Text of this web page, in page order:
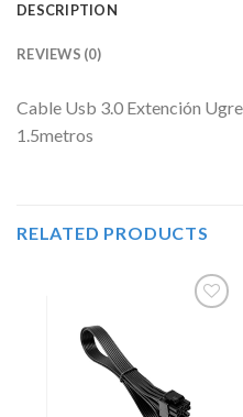
DESCRIPTION
REVIEWS (0)
Cable Usb 3.0 Extención
1.5metros
RELATED PRODUCTS
lista de
deseos